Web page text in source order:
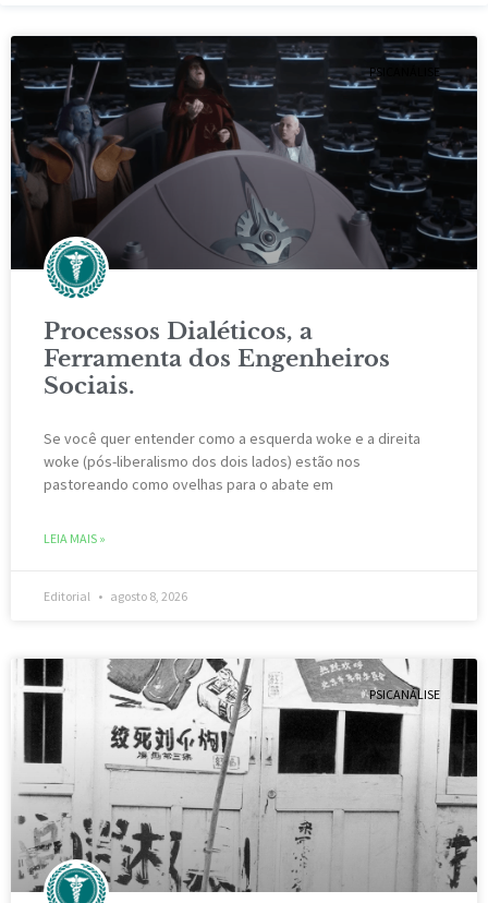
PSICANÁLISE
Processos Dialéticos, a
Ferramenta dos Engenheiros
Sociais.
Se você quer entender como a esquerda woke e a direita
woke (pós-liberalismo dos dois lados) estão nos
pastoreando como ovelhas para o abate em
LEIA MAIS »
Editorial agosto 8, 2026
PSICANÁLISE